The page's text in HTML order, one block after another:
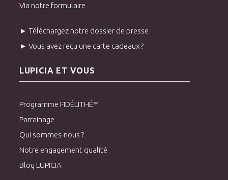
Via notre formulaire
► Téléchargez notre dossier de presse
► Vous avez reçu une carte cadeaux ?
LUPICIA ET VOUS
Programme FIDÉLITHÉ™
Parrainage
Qui sommes-nous ?
Notre engagement qualité
Blog LUPICIA